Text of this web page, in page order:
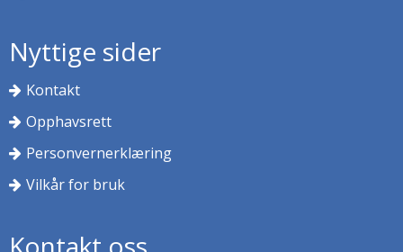
Nyttige sider
Kontakt
Opphavsrett
Personvernerklæring
Vilkår for bruk